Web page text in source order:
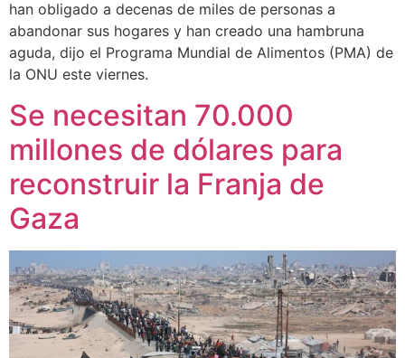
han obligado a decenas de miles de personas a
abandonar sus hogares y han creado una hambruna
aguda, dijo el Programa Mundial de Alimentos (PMA) de
la ONU este viernes.
Se necesitan 70.000
millones de dólares para
reconstruir la Franja de
Gaza